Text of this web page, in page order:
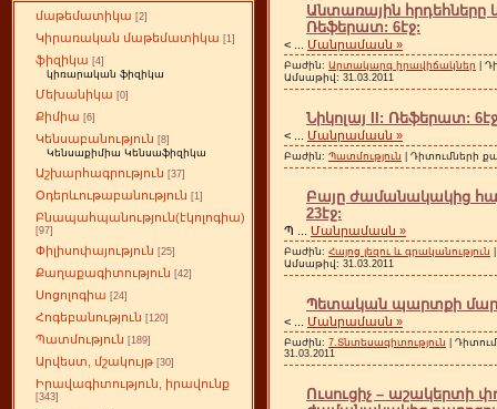
մաթեմատիկա [2]
Կիրառական մաթեմատիկա [1]
ֆիզիկա [4]
կիռարական ֆիզիկա
Մեխանիկա [0]
Քիմիա [6]
Կենսաբանություն [8]
Կենսաքիմիա Կենսաֆիզիկա
Աշխարհագրություն [37]
Օդերևութաբանություն [1]
Բնապահպանություն(էկոլոգիա)
[97]
Փիլիսոփայություն [25]
Քաղաքագիտություն [42]
Սոցոլոգիա [24]
Հոգեբանություն [120]
Պատմություն [189]
Արվեստ, մշակույթ [30]
Իրավագիտություն, իրավունք
[343]
Անտառային հրդեհները
Ռեֆերատ: 6էջ:
< Մանրամասն »
Բաժին: Արտակարգ իրավիճակներ |
Ամսաթիվ: 31.03.2011
Նիկոլայ II: Ռեֆերատ:
< Մանրամասն »
Բաժին: Պատմություն | Դիտումների
Բայը ժամանակակից
23էջ:
Պ Մանրամասն »
Բաժին: Հայոց լեզու և գրականություն
Ամսաթիվ: 31.03.2011
Պետական պարտքի
< Մանրամասն »
Բաժին: 7.Տնտեսագիտություն |
31.03.2011
Ուսուցիչ – աշակերտի